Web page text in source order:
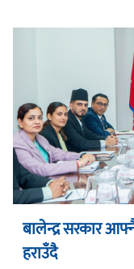
बालेन्द्र सरकार
हराउँदै